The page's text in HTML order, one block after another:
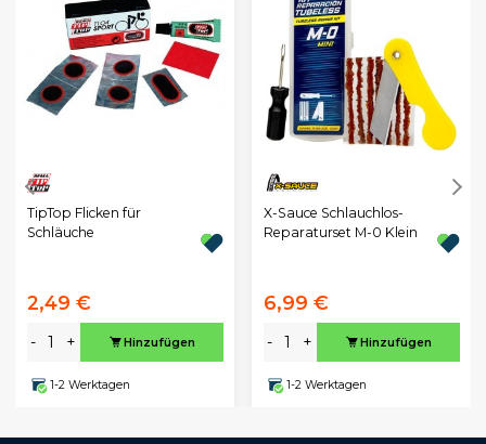
TipTop Flicken für
Schläuche
2,49 €
- + Hinzufügen
1-2 Werktagen
X-Sauce Schlauchlos-
Reparaturset M-0 Klein
6,99 €
- + Hinzufügen
1-2 Werktagen